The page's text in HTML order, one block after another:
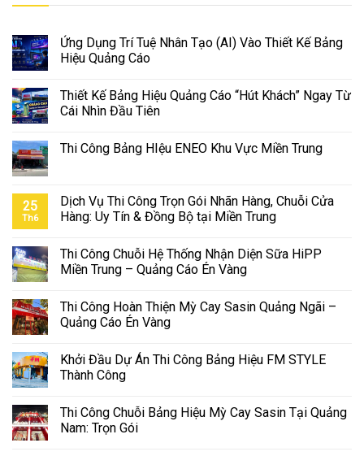
Ứng Dụng Trí Tuệ Nhân Tạo (AI) Vào Thiết Kế Bảng
Hiệu Quảng Cáo
Thiết Kế Bảng Hiệu Quảng Cáo “Hút Khách” Ngay Từ
Cái Nhìn Đầu Tiên
Thi Công Bảng HIệu ENEO Khu Vực Miền Trung
25
Th6
Dịch Vụ Thi Công Trọn Gói Nhãn Hàng, Chuỗi Cửa
Hàng: Uy Tín & Đồng Bộ tại Miền Trung
Thi Công Chuỗi Hệ Thống Nhận Diện Sữa HiPP
Miền Trung – Quảng Cáo Én Vàng
Thi Công Hoàn Thiện Mỳ Cay Sasin Quảng Ngãi –
Quảng Cáo Én Vàng
Khởi Đầu Dự Án Thi Công Bảng Hiệu FM STYLE
Thành Công
Thi Công Chuỗi Bảng Hiệu Mỳ Cay Sasin Tại Quảng
Nam: Trọn Gói